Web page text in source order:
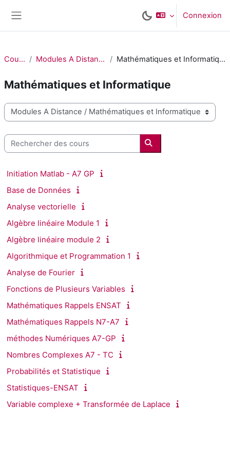
Connexion
Cours Modules A Distance Mathématiques et Informatique
Mathématiques et Informatique
Catégories de cours
Rechercher des cours
Rechercher des cours
Initiation Matlab - A7 GP
Base de Données
Analyse vectorielle
Algèbre linéaire Module 1
Algèbre linéaire module 2
Algorithmique et Programmation 1
Analyse de Fourier
Fonctions de Plusieurs Variables
Mathématiques Rappels ENSAT
Mathématiques Rappels N7-A7
méthodes Numériques A7-GP
Nombres Complexes A7 - TC
Probabilités et Statistique
Statistiques-ENSAT
Variable complexe + Transformée de Laplace